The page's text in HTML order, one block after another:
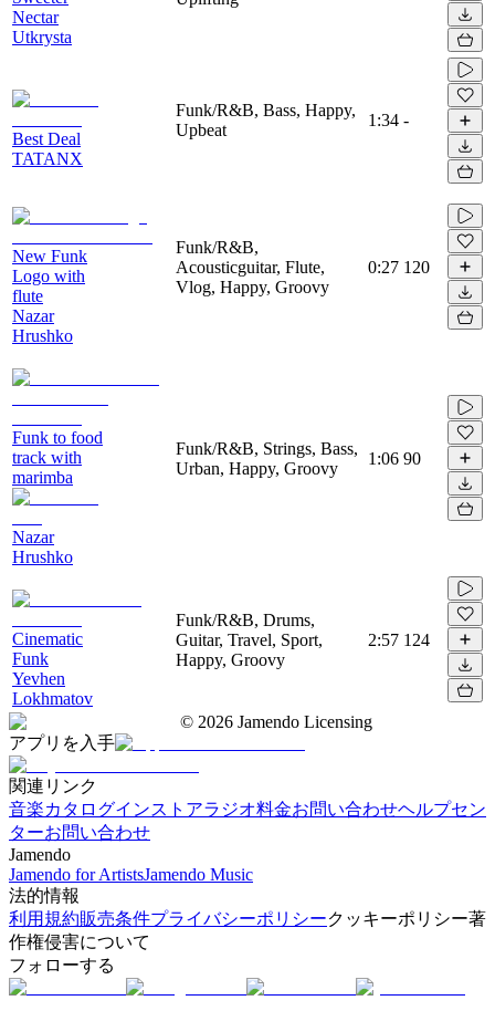
Nectar
Utkrysta
Best Deal
TATANX
Funk/R&B, Bass, Happy,
Upbeat
1:34 -
New Funk
Logo with
flute
Nazar
Hrushko
Funk/R&B,
Acousticguitar, Flute,
Vlog, Happy, Groovy
0:27 120
Funk to food
track with
marimba
Nazar
Hrushko
Funk/R&B, Strings, Bass,
Urban, Happy, Groovy
1:06 90
Cinematic
Funk
Yevhen
Lokhmatov
Funk/R&B, Drums,
Guitar, Travel, Sport,
Happy, Groovy
2:57 124
© 2026 Jamendo Licensing
アプリを入手
関連リンク
音楽カタログインストアラジオ料金お問い合わせヘルプセン
ターお問い合わせ
Jamendo
Jamendo for ArtistsJamendo Music
法的情報
利用規約販売条件プライバシーポリシークッキーポリシー著
作権侵害について
フォローする